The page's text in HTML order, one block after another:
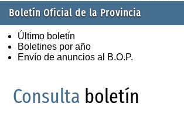
Boletín Oficial de la Provincia
Último boletín
Boletines por año
Envío de anuncios al B.O.P.
Consulta boletín